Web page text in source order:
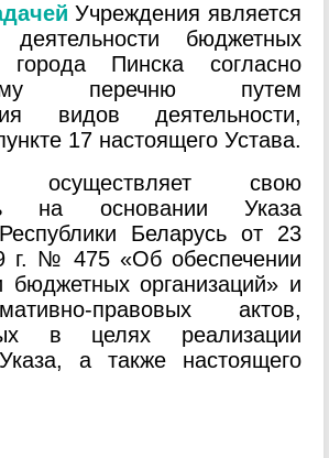
Учреждения является
деятельности бюджетных
города Пинска согласно
перечню путем
видов деятельности,
17 настоящего Устава.
осуществляет свою
на основании Указа
Беларусь от 23
г. № 475 «Об обеспечении
бюджетных организаций» и
правовых актов,
в целях реализации
а также настоящего